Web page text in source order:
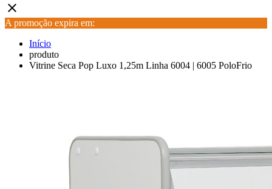
close
A promoção expira em:
Início
produto
Vitrine Seca Pop Luxo 1,25m Linha 6004 | 6005 PoloFrio